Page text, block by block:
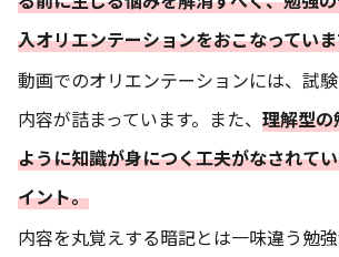
入オリエンテーションをおこなってい
動画でのオリエンテーションには、試
内容が詰まっています。また、 理解型
ように知識が身につく工夫がなされて
イント。
内容を丸覚えする暗記とは一味違う勉